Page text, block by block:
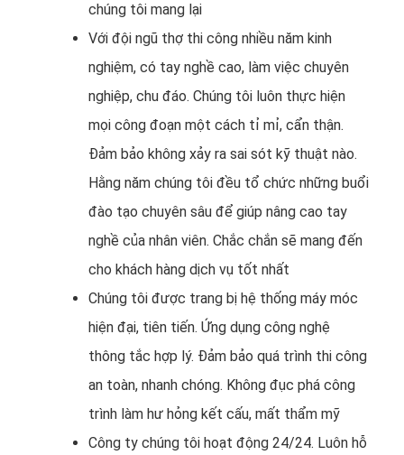
chúng tôi mang lại
Với đội ngũ thợ thi công nhiều năm kinh
nghiệm, có tay nghề cao, làm việc chuyên
nghiệp, chu đáo. Chúng tôi luôn thực hiện
mọi công đoạn một cách tỉ mỉ, cẩn thận.
Đảm bảo không xảy ra sai sót kỹ thuật nào.
Hằng năm chúng tôi đều tổ chức những buổi
đào tạo chuyên sâu để giúp nâng cao tay
nghề của nhân viên. Chắc chắn sẽ mang đến
cho khách hàng dịch vụ tốt nhất
Chúng tôi được trang bị hệ thống máy móc
hiện đại, tiên tiến. Ứng dụng công nghệ
thông tắc hợp lý. Đảm bảo quá trình thi công
an toàn, nhanh chóng. Không đục phá công
trình làm hư hỏng kết cấu, mất thẩm mỹ
Công ty chúng tôi hoạt động 24/24. Luôn hỗ